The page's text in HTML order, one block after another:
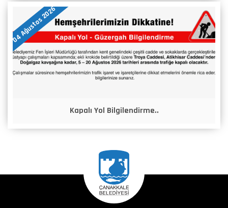
04 Ağustos 2026
Kapalı Yol Bilgilendirme..